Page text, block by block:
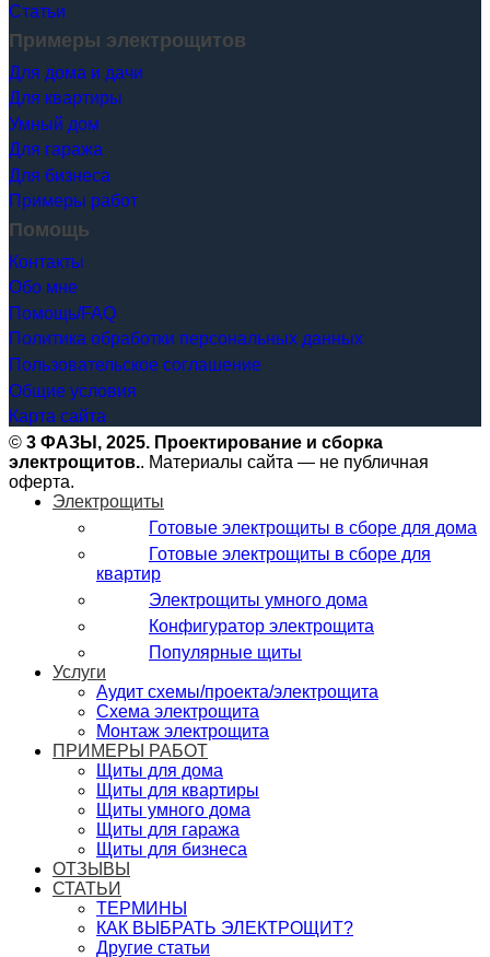
Статьи
Примеры электрощитов
Для дома и дачи
Для квартиры
Умный дом
Для гаража
Для бизнеса
Примеры работ
Помощь
Контакты
Обо мне
Помощь/FAQ
Политика обработки персональных данных
Пользовательское соглашение
Общие условия
Карта сайта
© 3 ФАЗЫ, 2025. Проектирование и сборка
электрощитов.. Материалы сайта — не публичная
оферта.
Электрощиты
Готовые электрощиты в сборе для дома
Готовые электрощиты в сборе для
квартир
Электрощиты умного дома
Конфигуратор электрощита
Популярные щиты
Услуги
Аудит схемы/проекта/электрощита
Схема электрощита
Монтаж электрощита
ПРИМЕРЫ РАБОТ
Щиты для дома
Щиты для квартиры
Щиты умного дома
Щиты для гаража
Щиты для бизнеса
ОТЗЫВЫ
СТАТЬИ
ТЕРМИНЫ
КАК ВЫБРАТЬ ЭЛЕКТРОЩИТ?
Другие статьи